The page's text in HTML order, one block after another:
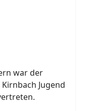
war der
Jugend